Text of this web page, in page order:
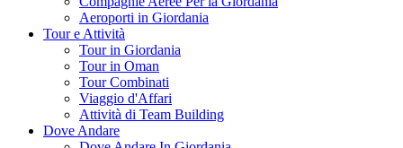
Aeroporti in Giordania
Tour e Attività
Tour in Giordania
Tour in Oman
Tour Combinati
Viaggio d'Affari
Attività di Team Building
Dove Andare